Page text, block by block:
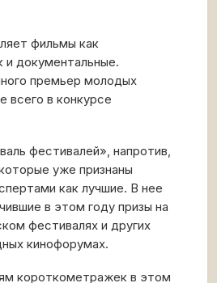
фильмы как
и документальные.
премьер молодых
в конкурсе
фестивалей», напротив,
уже признаны
как лучшие. В нее
в этом году призы на
фестивалях и других
кинофорумах.
короткометражек в этом